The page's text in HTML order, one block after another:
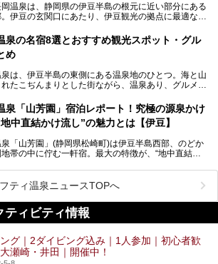
など、現在リニューアルオープンしている施設を中
家族連れでも大人だけでも、おひとりさまでも多彩な
ができる「プレジャーリゾート 伊豆赤沢温泉」を
はプレジャーリゾート 伊豆赤沢温泉のPR記事で
温泉は、静岡県の伊豆半島の根元に近い部分にある
伊豆の玄関口にあたり、伊豆観光の拠点に最適な立
帰りでも楽しめるのが魅力です。
では、伊豆長岡温泉の歴史や魅力、おすすめの宿を
施設も紹介します！
泉の名宿8選とおすすめ観光スポット・グル
め
は、伊豆半島の東側にある温泉地のひとつ。海と山
たこぢんまりとした街ながら、温泉あり、グルメあ
約2時間30分、直通電車もありアクセスしやすいの
しいところ。
泉施設、チェックしたい観光スポットやアクティビ
を一挙にまとめピックアップ。伊豆稲取温泉を訪れ
泉「山芳園」宿泊レポート！究極の源泉かけ
中直結かけ流し”の魅力とは【伊豆】
「山芳園」(静岡県松崎町)は伊豆半島西部、のどか
帯の中に佇む一軒宿。最大の特徴が、“地中直結か
る源泉を加水・加温・消毒無し、さらには途中過程
にも触れさせることなく浴槽まで提供。「究極の源泉
し」と言っても決して過言ではありません。
田温泉「山芳園」の“温泉”を中心に、その魅力を詳
ト。また口コミの評判も非常に高い宿であり、客室
併せて徹底紹介します！
ティ温泉ニュースTOPへ
ティビティ情報
ング｜2ダイビング込み｜1人参加｜初心者歓
瀬崎・井田｜開催中！